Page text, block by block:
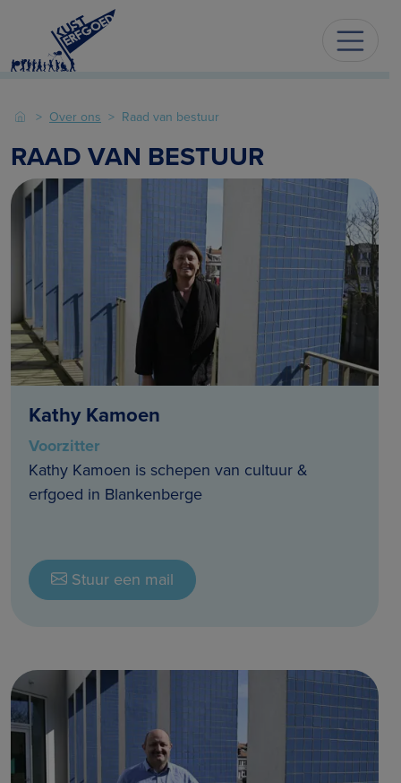
Over ons Raad van bestuur
RAAD VAN BESTUUR
Kathy Kamoen
Voorzitter
Kathy Kamoen is schepen van cultuur &
erfgoed in Blankenberge
Stuur een mail